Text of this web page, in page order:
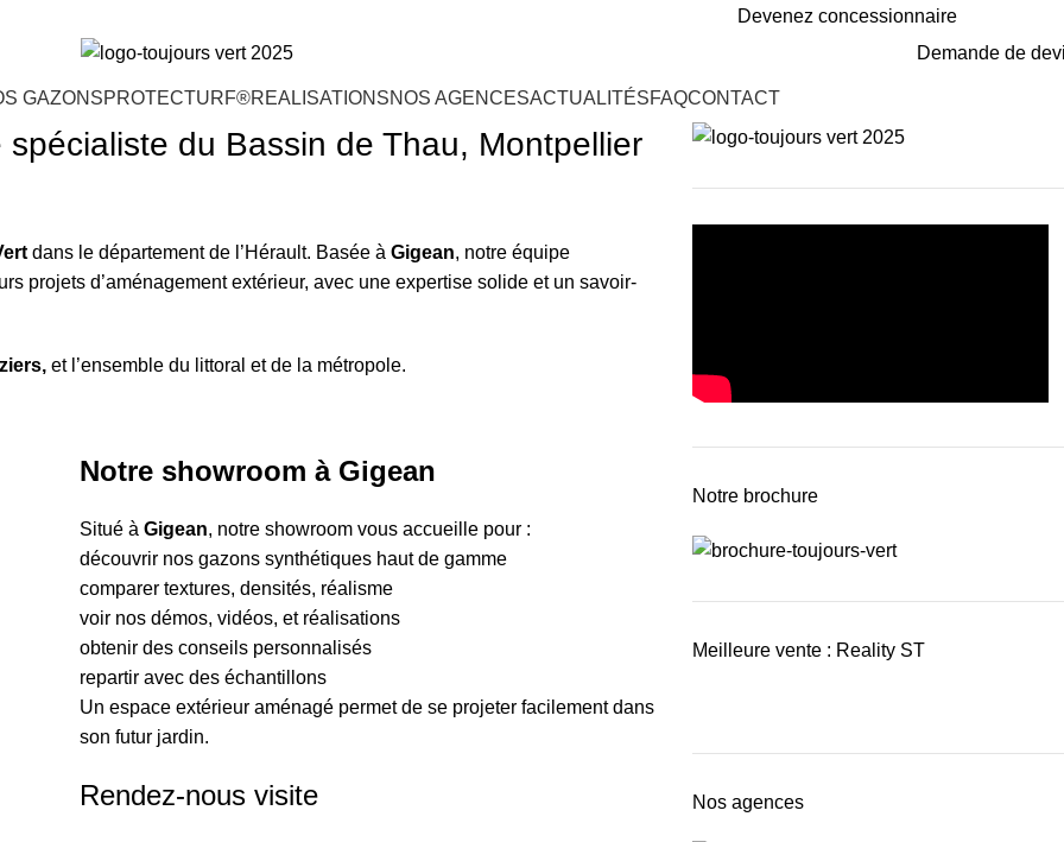
Devenez concessionnaire
Demande de
GAZONSPROTECTURF®REALISATIONSNOS AGENCESACTUALITÉSFAQCONTACT
du Bassin de Thau, Montpellier
dans le département de l’Hérault. Basée à Gigean, notre équipe
projets d’aménagement extérieur, avec une expertise solide et un savoir-
et l’ensemble du littoral et de la métropole.
Notre showroom à Gigean
Situé àGigean, notre showroom vous accueille pour :
découvrir nos gazons synthétiques haut de gamme
comparer textures, densités, réalisme
voir nos démos, vidéos, et réalisations
obtenir des conseils personnalisés
repartir avec des échantillons
Un espace extérieur aménagé permet de se projeter facilement dans
son futur jardin.
Rendez-nous visite
Notre brochure
Meilleure vente : Reality ST
Nos agences